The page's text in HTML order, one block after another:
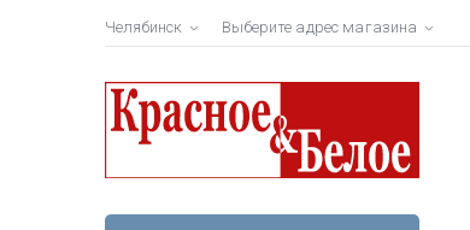
Челябинск Выберите адрес магазина